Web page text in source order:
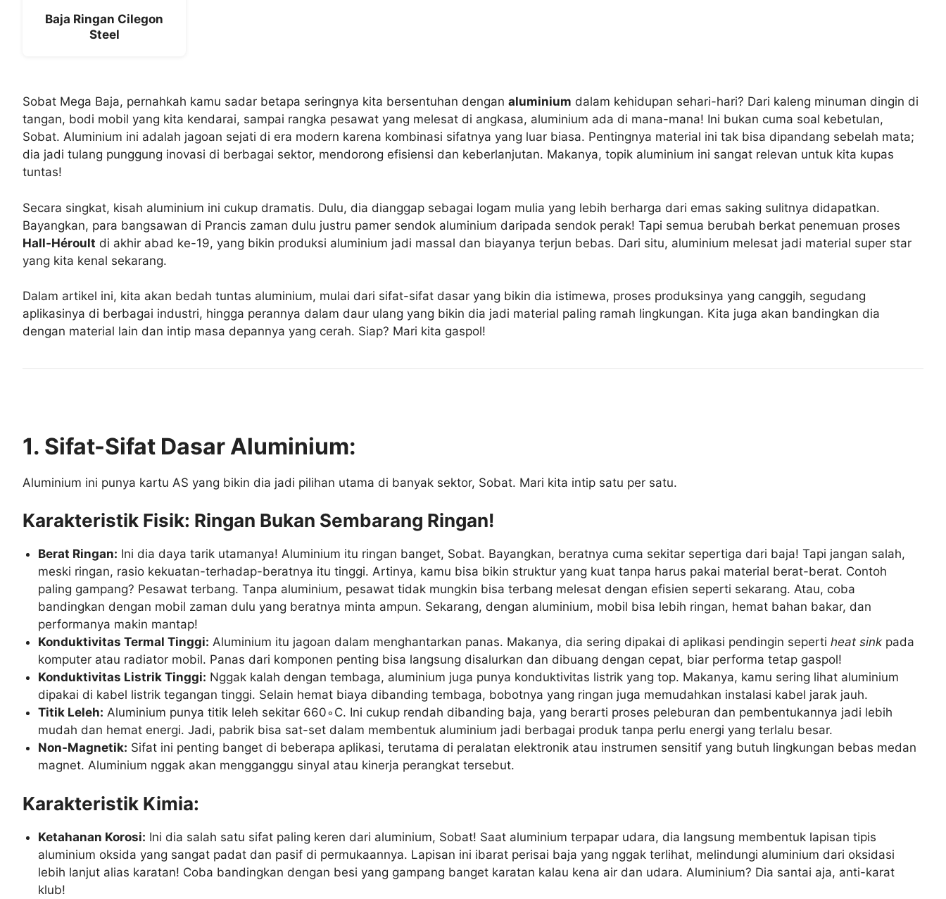
Baja Ringan Cilegon
Steel
Sobat Mega Baja, pernahkah kamu sadar betapa seringnya kita bersentuhan dengan aluminium dalam kehidupan sehari-hari? Dari kaleng minuman dingin di
tangan, bodi mobil yang kita kendarai, sampai rangka pesawat yang melesat di angkasa, aluminium ada di mana-mana! Ini bukan cuma soal kebetulan,
Sobat. Aluminium ini adalah jagoan sejati di era modern karena kombinasi sifatnya yang luar biasa. Pentingnya material ini tak bisa dipandang sebelah mata;
dia jadi tulang punggung inovasi di berbagai sektor, mendorong efisiensi dan keberlanjutan. Makanya, topik aluminium ini sangat relevan untuk kita kupas
tuntas!
Secara singkat, kisah aluminium ini cukup dramatis. Dulu, dia dianggap sebagai logam mulia yang lebih berharga dari emas saking sulitnya didapatkan.
Bayangkan, para bangsawan di Prancis zaman dulu justru pamer sendok aluminium daripada sendok perak! Tapi semua berubah berkat penemuan proses
Hall-Héroult di akhir abad ke-19, yang bikin produksi aluminium jadi massal dan biayanya terjun bebas. Dari situ, aluminium melesat jadi material super star
yang kita kenal sekarang.
Dalam artikel ini, kita akan bedah tuntas aluminium, mulai dari sifat-sifat dasar yang bikin dia istimewa, proses produksinya yang canggih, segudang
aplikasinya di berbagai industri, hingga perannya dalam daur ulang yang bikin dia jadi material paling ramah lingkungan. Kita juga akan bandingkan dia
dengan material lain dan intip masa depannya yang cerah. Siap? Mari kita gaspol!
1. Sifat-Sifat Dasar Aluminium:
Aluminium ini punya kartu AS yang bikin dia jadi pilihan utama di banyak sektor, Sobat. Mari kita intip satu per satu.
Karakteristik Fisik: Ringan Bukan Sembarang Ringan!
Berat Ringan: Ini dia daya tarik utamanya! Aluminium itu ringan banget, Sobat. Bayangkan, beratnya cuma sekitar sepertiga dari baja! Tapi jangan salah,
meski ringan, rasio kekuatan-terhadap-beratnya itu tinggi. Artinya, kamu bisa bikin struktur yang kuat tanpa harus pakai material berat-berat. Contoh
paling gampang? Pesawat terbang. Tanpa aluminium, pesawat tidak mungkin bisa terbang melesat dengan efisien seperti sekarang. Atau, coba
bandingkan dengan mobil zaman dulu yang beratnya minta ampun. Sekarang, dengan aluminium, mobil bisa lebih ringan, hemat bahan bakar, dan
performanya makin mantap!
Konduktivitas Termal Tinggi: Aluminium itu jagoan dalam menghantarkan panas. Makanya, dia sering dipakai di aplikasi pendingin sepertiheat sink pada
komputer atau radiator mobil. Panas dari komponen penting bisa langsung disalurkan dan dibuang dengan cepat, biar performa tetap gaspol!
Konduktivitas Listrik Tinggi: Nggak kalah dengan tembaga, aluminium juga punya konduktivitas listrik yang top. Makanya, kamu sering lihat aluminium
dipakai di kabel listrik tegangan tinggi. Selain hemat biaya dibanding tembaga, bobotnya yang ringan juga memudahkan instalasi kabel jarak jauh.
Titik Leleh: Aluminium punya titik leleh sekitar 660∘ C. Ini cukup rendah dibanding baja, yang berarti proses peleburan dan pembentukannya jadi lebih
mudah dan hemat energi. Jadi, pabrik bisa sat-set dalam membentuk aluminium jadi berbagai produk tanpa perlu energi yang terlalu besar.
Non-Magnetik: Sifat ini penting banget di beberapa aplikasi, terutama di peralatan elektronik atau instrumen sensitif yang butuh lingkungan bebas medan
magnet. Aluminium nggak akan mengganggu sinyal atau kinerja perangkat tersebut.
Karakteristik Kimia:
Ketahanan Korosi: Ini dia salah satu sifat paling keren dari aluminium, Sobat! Saat aluminium terpapar udara, dia langsung membentuk lapisan tipis
aluminium oksida yang sangat padat dan pasif di permukaannya. Lapisan ini ibarat perisai baja yang nggak terlihat, melindungi aluminium dari oksidasi
lebih lanjut alias karatan! Coba bandingkan dengan besi yang gampang banget karatan kalau kena air dan udara. Aluminium? Dia santai aja, anti-karat
klub!